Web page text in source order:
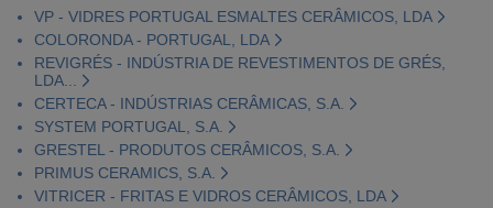
VP - VIDRES PORTUGAL ESMALTES CERÂMICOS, LDA
COLORONDA - PORTUGAL, LDA
REVIGRÉS - INDÚSTRIA DE REVESTIMENTOS DE GRÉS,
LDA...
CERTECA - INDÚSTRIAS CERÂMICAS, S.A.
SYSTEM PORTUGAL, S.A.
GRESTEL - PRODUTOS CERÂMICOS, S.A.
PRIMUS CERAMICS, S.A.
VITRICER - FRITAS E VIDROS CERÂMICOS, LDA